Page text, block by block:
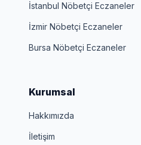
İstanbul Nöbetçi Eczaneler
İzmir Nöbetçi Eczaneler
Bursa Nöbetçi Eczaneler
Kurumsal
Hakkımızda
İletişim